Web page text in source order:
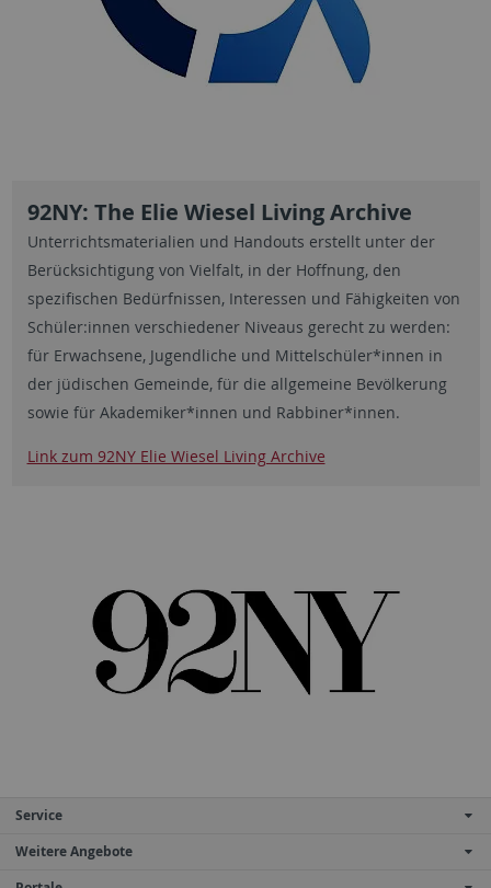
92NY: The Elie Wiesel Living Archive
Unterrichtsmaterialien und Handouts erstellt unter der
Berücksichtigung von Vielfalt, in der Hoffnung, den
spezifischen Bedürfnissen, Interessen und Fähigkeiten von
Schüler:innen verschiedener Niveaus gerecht zu werden:
für Erwachsene, Jugendliche und Mittelschüler*innen in
der jüdischen Gemeinde, für die allgemeine Bevölkerung
sowie für Akademiker*innen und Rabbiner*innen.
Link zum 92NY Elie Wiesel Living Archive
Service
Weitere Angebote